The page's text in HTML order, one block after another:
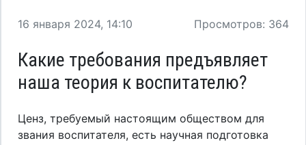
16 января 2024, 14:10 Просмотров: 364
Какие требования предъявляет
наша теория к воспитателю?
Ценз, требуемый настоящим обществом для
звания воспитателя, есть научная подготовка